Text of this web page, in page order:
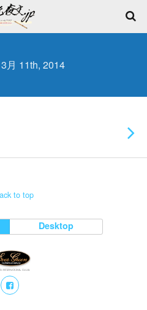
月 11th, 2014
to top
Desktop